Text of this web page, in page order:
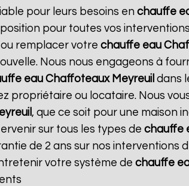
pour leurs besoins en chauffe
pour toutes vos
remplacer votre chauffe eau
Nous nous engageons à
eau Chaffoteaux Meyreuil dans
propriétaire ou locataire. Nous
, que ce soit pour une maison
sur tous les types de chauffe
de 2 ans sur nos interventions
votre système de chauffe